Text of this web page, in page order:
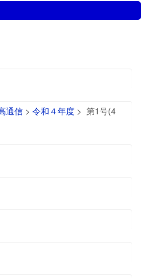
通信 > 令和４年度 > 第1号(4